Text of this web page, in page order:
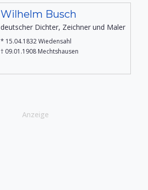
Wilhelm Busch
deutscher Dichter, Zeichner und Maler
* 15.04.1832 Wiedensahl
† 09.01.1908 Mechtshausen
Anzeige